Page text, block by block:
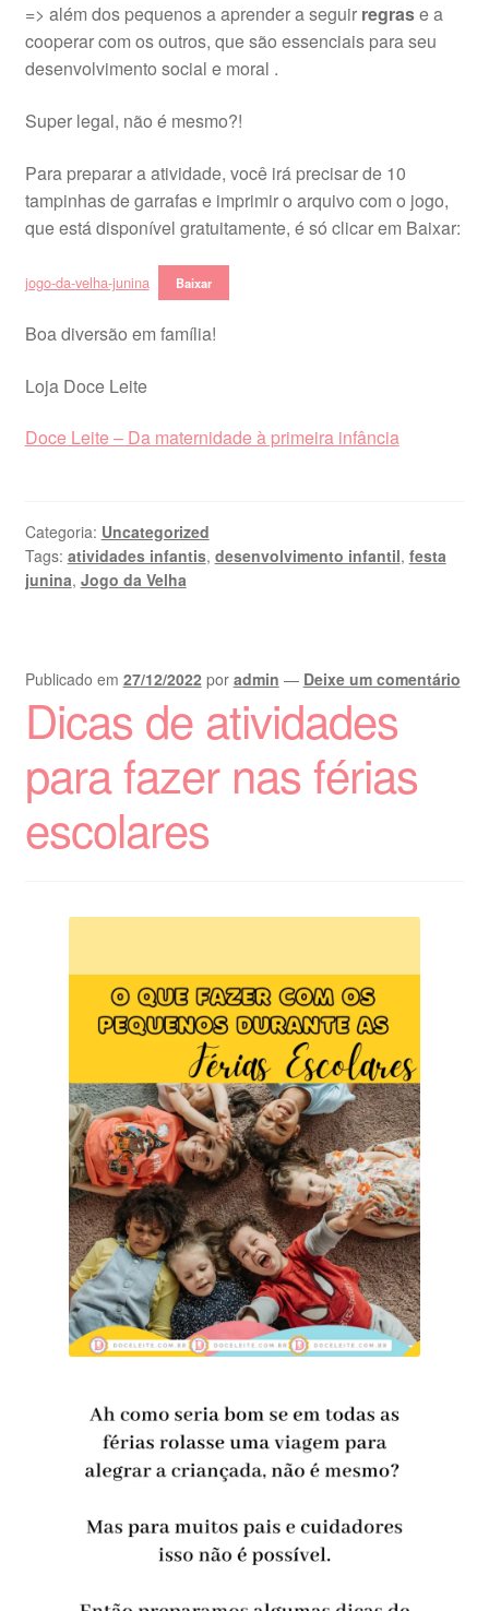
=> além dos pequenos a aprender a seguir regrase a
cooperar com os outros, que são essenciais para seu
desenvolvimento social e moral .
Super legal, não é mesmo?!
Para preparar a atividade, você irá precisar de 10
tampinhas de garrafas e imprimir o arquivo com o jogo,
que está disponível gratuitamente, é só clicar em Baixar:
jogo-da-velha-junina Baixar
Boa diversão em família!
Loja Doce Leite
Doce Leite – Da maternidade à primeira infância
Categoria: Uncategorized
Tags: atividades infantis, desenvolvimento infantil, festa
junina, Jogo da Velha
Publicado em 27/12/2022 por admin — Deixe um comentário
Dicas de atividades
para fazer nas férias
escolares